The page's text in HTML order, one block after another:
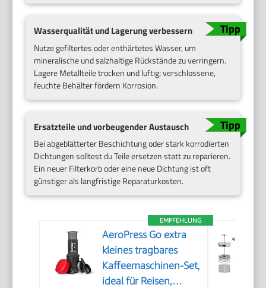
Wasserqualität und Lagerung verbessern
Nutze gefiltertes oder enthärtetes Wasser, um
mineralische und salzhaltige Rückstände zu verringern.
Lagere Metallteile trocken und luftig; verschlossene,
feuchte Behälter fördern Korrosion.
Ersatzteile und vorbeugender Austausch
Bei abgeblätterter Beschichtung oder stark korrodierten
Dichtungen solltest du Teile ersetzen statt zu reparieren.
Ein neuer Filterkorb oder eine neue Dichtung ist oft
günstiger als langfristige Reparaturkosten.
EMPFEHLUNG
AeroPress Go extra
kleines tragbares
Kaffeemaschinen-Set,
ideal für Reisen,